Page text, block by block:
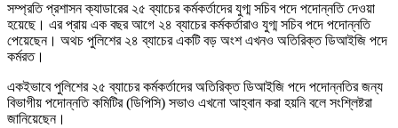
সম্প্রতি প্রশাসন ক্যাডারের ২৫ ব্যাচের কর্মকর্তাদের যুগ্ম সচিব পদে পদোন্নতি দেওয়া
হয়েছে। এর প্রায় এক বছর আগে ২৪ ব্যাচের কর্মকর্তারাও যুগ্ম সচিব পদে পদোন্নতি
পেয়েছেন। অথচ পুলিশের ২৪ ব্যাচের একটি বড় অংশ এখনও অতিরিক্ত ডিআইজি পদে
কর্মরত।
একইভাবে পুলিশের ২৫ ব্যাচের কর্মকর্তাদের অতিরিক্ত ডিআইজি পদে পদোন্নতির জন্য
বিভাগীয় পদোন্নতি কমিটির (ডিপিসি) সভাও এখনো আহ্বান করা হয়নি বলে সংশ্লিষ্টরা
জানিয়েছেন।